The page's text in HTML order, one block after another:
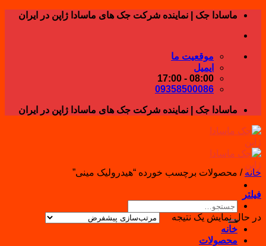
Skip
content
ماسادا جک | نماینده شرکت جک های ماسادا ژاپن در ایران
موقعیت ما
ایمیل
08:00 - 17:00
09358500086
ماسادا جک | نماینده شرکت جک های ماسادا ژاپن در ایران
جستجو
برای:
خانه
محصولات
خانه / محصولات برچسب خورده “هیدرولیک مینی”
فیلتر
در حال نمایش یک نتیجه